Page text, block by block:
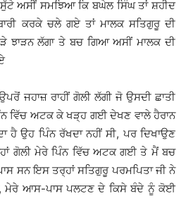
ਅਸੀਂ ਸਮਝਿਆ ਕਿ ਬਘੇਲ ਸਿੰਘ ਤਾਂ ਸ਼ਹੀਦ
ਕਰਕੇ ਚਲੇ ਗਏ ਤਾਂ ਮਾਲਕ ਸਤਿਗੁਰੂ ਦੀ
ਝਾੜਨ ਲੱਗਾ ਤੇ ਬਚ ਗਿਆ ਅਸੀਂ ਮਾਲਕ ਦੀ
ਜਹਾਜ਼ ਰਾਹੀਂ ਗੋਲੀ ਲੱਗੀ ਜੋ ਉਸਦੀ ਛਾਤੀ
ਵਿੱਚ ਅਟਕ ਕੇ ਖੜ੍ਹ ਗਈ ਦੇਖਣ ਵਾਲੇ ਹੈਰਾਨ
ਹੈ ਉਹ ਪਿੰਨ ਰੱਖਦਾ ਨਹੀਂ ਸੀ, ਪਰ ਦਿਖਾਉਣ
ਗੋਲੀ ਮੇਰੇ ਪਿੰਨ ਵਿੱਚ ਅਟਕ ਗਈ ਤੇ ਮੈਂ ਬਚ
ਸਨ ਇਸ ਤਰ੍ਹਾਂ ਸਤਿਗੁਰੂ ਪਰਮਪਿਤਾ ਜੀ ਨੇ
ਮੇਰੇ ਆਸ-ਪਾਸ ਪਲਟਣ ਦੇ ਕਿਸੇ ਬੰਦੇ ਨੂੰ ਕੋਈ